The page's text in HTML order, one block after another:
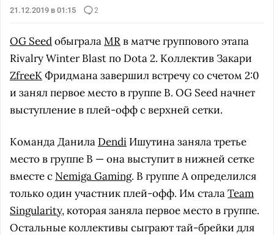
21.12.2019 в 01:15 2
OG SeedобыгралаMRв матче группового этапа
Rivalry Winter Blast по Dota 2. Коллектив Закари
ZfreeKФридмана завершил встречу со счетом 2:0
и занял первое место в группе В. OG Seed начнет
выступление в плей-офф с верхней сетки.
Команда Данила Dendi Ишутина заняла третье
место в группе В — она выступит в нижней сетке
вместе с Nemiga Gaming. В группе А определился
только один участник плей-офф. Им сталаTeam
Singularity, которая заняла первое место в группе.
Остальные коллективы сыграют тай-брейки для